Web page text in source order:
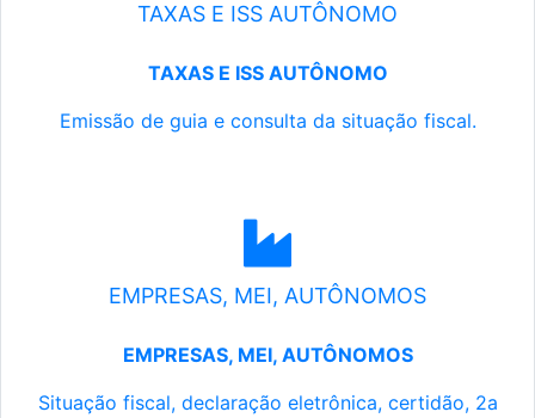
TAXAS E ISS AUTÔNOMO
TAXAS E ISS AUTÔNOMO
Emissão de guia e consulta da situação fiscal.
EMPRESAS, MEI, AUTÔNOMOS
EMPRESAS, MEI, AUTÔNOMOS
Situação fiscal, declaração eletrônica, certidão, 2a